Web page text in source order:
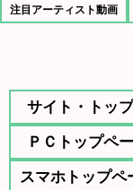
注目アーティスト動画
サイト・トッ
ＰＣトップペ
スマホトップペ